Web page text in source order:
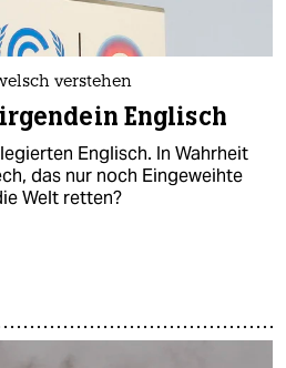
verstehen
Englisch
Englisch. In Wahrheit
das nur noch Eingeweihte
Welt retten?